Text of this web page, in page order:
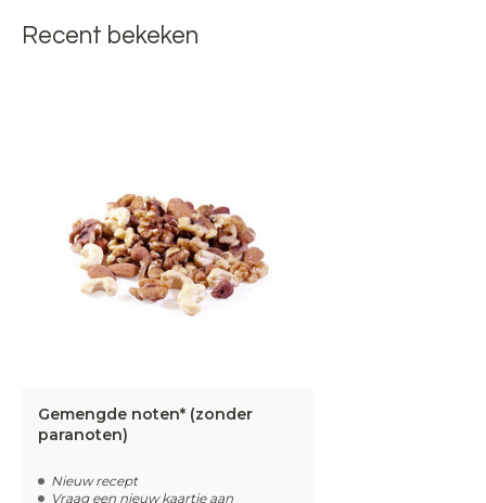
Recent bekeken
Gemengde noten* (zonder
paranoten)
Nieuw recept
Vraag een nieuw kaartje aan